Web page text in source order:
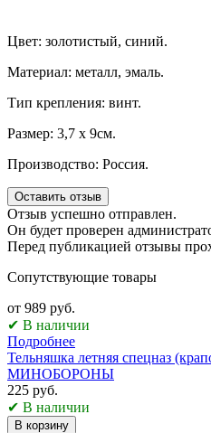
Цвет: золотистый, синий.
Материал: металл, эмаль.
Тип крепления: винт.
Размер: 3,7 х 9см.
Производство: Россия.
Оставить отзыв
Отзыв успешно отправлен.
Он будет проверен
Перед публикацией отзывы
Сопутствующие товары
от 989 руб.
✔ В наличии
Подробнее
Тельняшка летняя спецназ
МИНОБОРОНЫ
225 руб.
✔ В наличии
В корзину